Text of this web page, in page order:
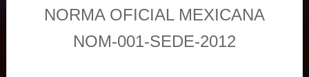
NORMA OFICIAL MEXICANA
NOM-001-SEDE-2012